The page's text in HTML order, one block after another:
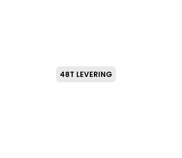
48T LEVERING